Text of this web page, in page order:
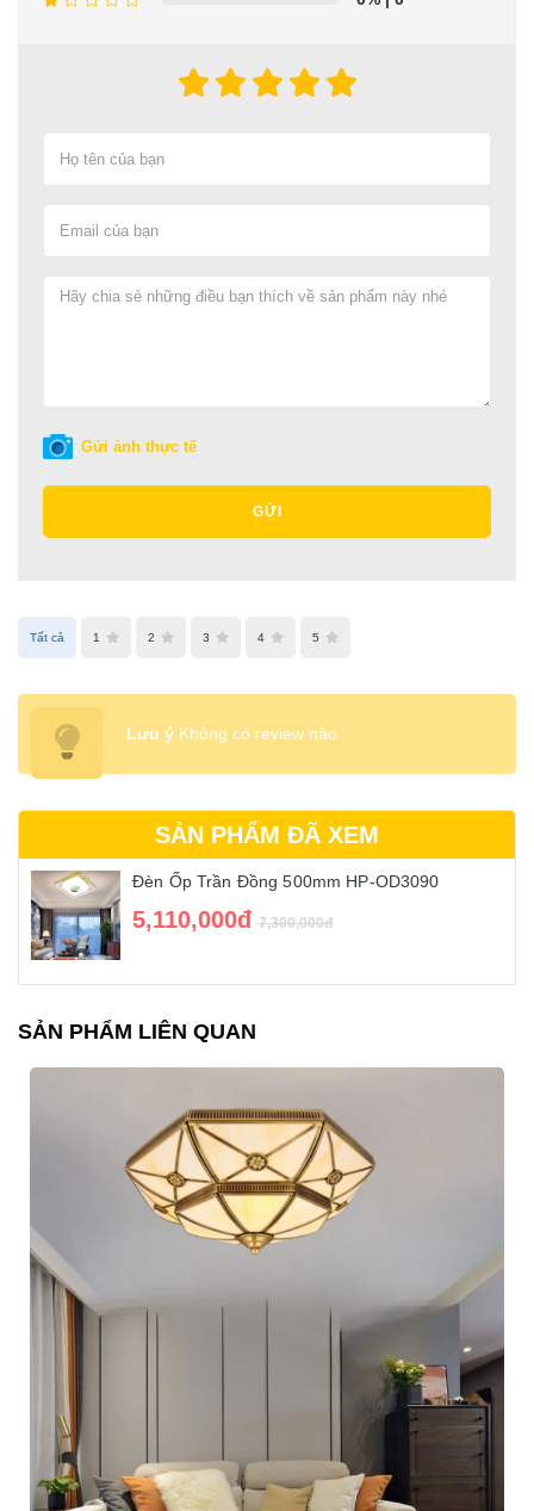
Gửi ảnh thực tế
GỬI
Tất cả 1 2 3 4 5
Lưu ý Không có review nào
SẢN PHẨM ĐÃ XEM
Đèn Ốp Trần Đồng 500mm HP-OD3090
5,110,000đ 7,300,000đ
SẢN PHẨM LIÊN QUAN